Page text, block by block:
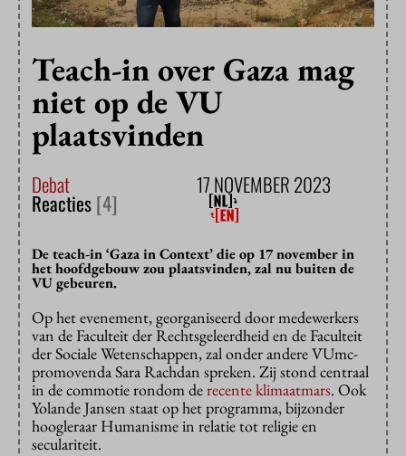
Teach-in over Gaza mag
niet op de VU
plaatsvinden
Debat 17 NOVEMBER 2023
Reacties[4]
De teach-in ‘Gaza in Context’ die op 17 november in
het hoofdgebouw zou plaatsvinden, zal nu buiten de
VU gebeuren.
Op het evenement, georganiseerd door medewerkers
van de Faculteit der Rechtsgeleerdheid en de Faculteit
der Sociale Wetenschappen, zal onder andere VUmc-
promovenda Sara Rachdan spreken. Zij stond centraal
in de commotie rondom derecente klimaatmars. Ook
Yolande Jansen staat op het programma, bijzonder
hoogleraar Humanisme in relatie tot religie en
seculariteit.